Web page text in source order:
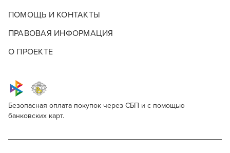
ПОМОЩЬ И КОНТАКТЫ
ПРАВОВАЯ ИНФОРМАЦИЯ
О ПРОЕКТЕ
Безопасная оплата покупок через СБП и с помощью
банковских карт.
Andis Clipper Comb 12499